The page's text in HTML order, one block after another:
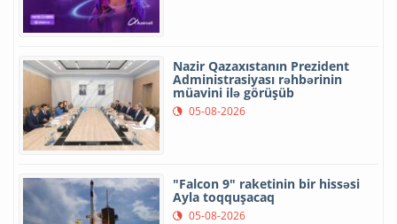
Nazir Qazaxıstanın Prezident
Administrasiyası rəhbərinin
müavini ilə görüşüb
05-08-2026
"Falcon 9" raketinin bir hissəsi
Ayla toqquşacaq
05-08-2026